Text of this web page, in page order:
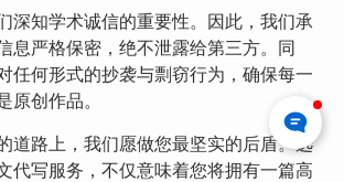
深知学术诚信的重要性。因此，我们承
息严格保密，绝不泄露给第三方。同
任何形式的抄袭与剽窃行为，确保每一
原创作品。
道路上，我们愿做您最坚实的后盾。选
代写服务，不仅意味着您将拥有一篇高